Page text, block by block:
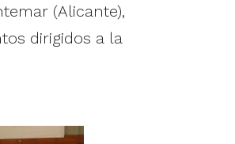
(Alicante),
dirigidos a la